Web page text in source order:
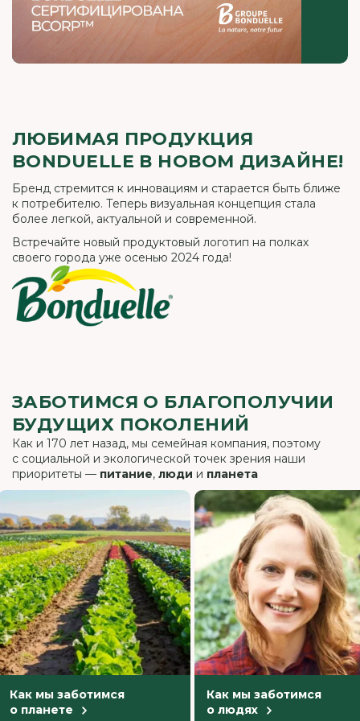
ЛЮБИМАЯ ПРОДУКЦИЯ
BONDUELLE В НОВОМ ДИЗАЙНЕ!
Бренд стремится к инновациям и старается быть ближе
к потребителю. Теперь визуальная концепция стала
более легкой, актуальной и современной.
Встречайте новый продуктовый логотип на полках
своего города уже осенью 2024 года!
ЗАБОТИМСЯ О БЛАГОПОЛУЧИИ
БУДУЩИХ ПОКОЛЕНИЙ
Как и 170 лет назад, мы семейная компания, поэтому
с социальной и экологической точек зрения наши
приоритеты — питание, люди и планета
мы заботимся
Как мы заботимся
о людях